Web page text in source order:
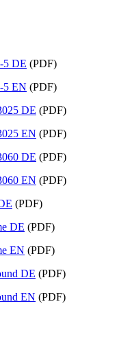
5 DE (PDF)
5 EN (PDF)
DE (PDF)
EN (PDF)
DE (PDF)
EN (PDF)
(PDF)
DE (PDF)
EN (PDF)
DE (PDF)
EN (PDF)